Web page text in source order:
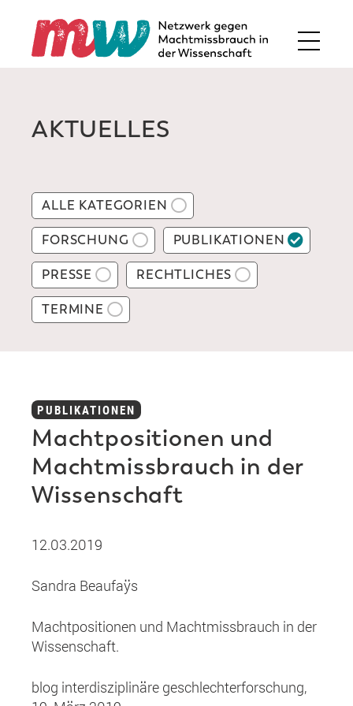
AKTUELLES
ALLE KATEGORIEN
FORSCHUNG PUBLIKATIONEN
PRESSE RECHTLICHES
TERMINE
PUBLIKATIONEN
Machtpositionen und
Machtmissbrauch in der
Wissenschaft
12.03.2019
Sandra Beaufaÿs
Machtpositionen und Machtmissbrauch in der
Wissenschaft.
blog interdisziplinäre geschlechterforschung,